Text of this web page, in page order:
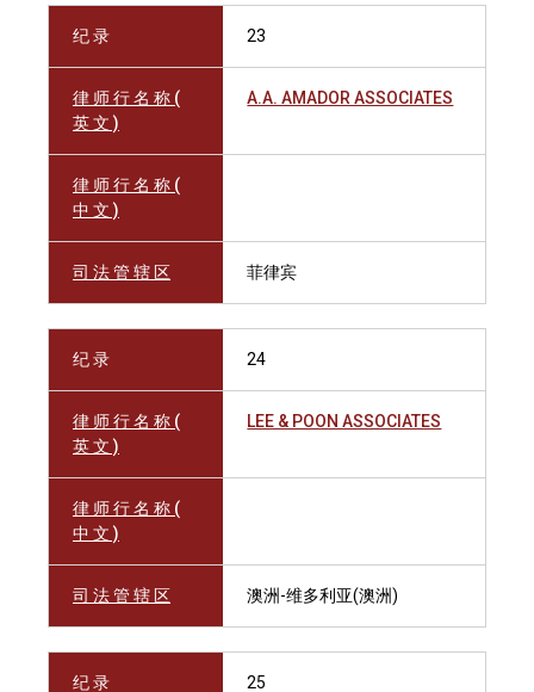
纪 录 23
律 师 行 名 称 (
英 文 )
A.A. AMADOR ASSOCIATES
律 师 行 名 称 (
中 文 )
司 法 管 辖 区 菲律宾
纪 录 24
律 师 行 名 称 (
英 文 )
LEE & POON ASSOCIATES
律 师 行 名 称 (
中 文 )
司 法 管 辖 区 澳洲-维多利亚(澳洲)
纪 录 25